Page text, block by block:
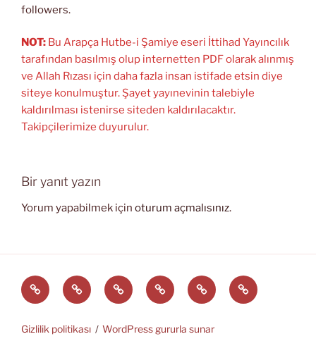
followers.
NOT: Bu Arapça Hutbe-i Şamiye eseri İttihad Yayıncılık
tarafından basılmış olup internetten PDF olarak alınmış
ve Allah Rızası için daha fazla insan istifade etsin diye
siteye konulmuştur. Şayet yayınevinin talebiyle
kaldırılması istenirse siteden kaldırılacaktır.
Takipçilerimize duyurulur.
Bir yanıt yazın
Yorum yapabilmek için oturum açmalısınız.
Türkçe English Svenskaالعربية
中
文
EĞİTİM
ARAÇLARI
Gizlilik politikası WordPress gururla sunar